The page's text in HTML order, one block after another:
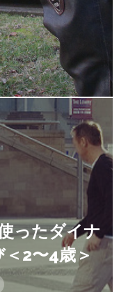
ったダイナ
2〜4歳＞